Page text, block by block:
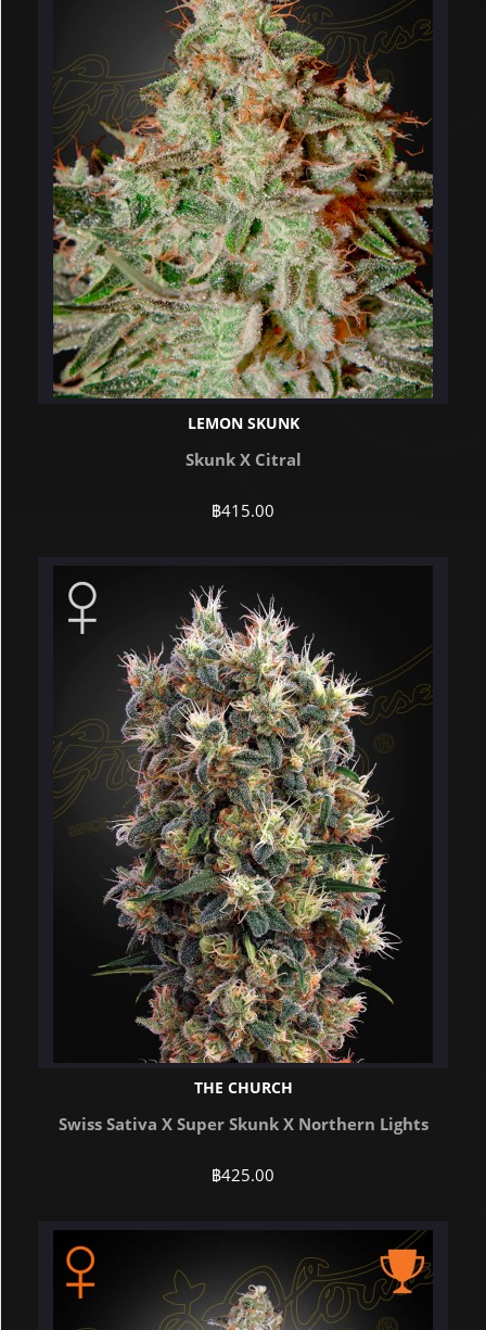
LEMON SKUNK
Skunk X Citral
฿415.00
THE CHURCH
Swiss Sativa X Super Skunk X Northern Lights
฿425.00